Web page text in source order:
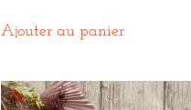
Ajouter au panier